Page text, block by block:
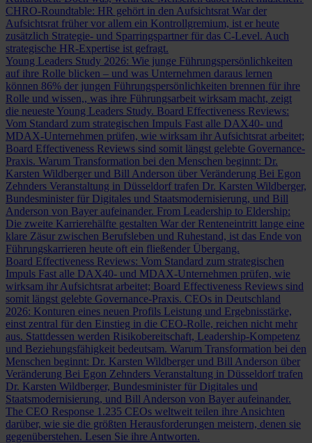
CHRO-Roundtable: HR gehört in den Aufsichtsrat War der
Aufsichtsrat früher vor allem ein Kontrollgremium, ist er heute
zusätzlich Strategie- und Sparringspartner für das C-Level. Auch
strategische HR-Expertise ist gefragt.
Young Leaders Study 2026: Wie junge Führungspersönlichkeiten
auf ihre Rolle blicken – und was Unternehmen daraus lernen
können 86% der jungen Führungspersönlichkeiten brennen für ihre
Rolle und wissen,, was ihre Führungsarbeit wirksam macht, zeigt
die neueste Young Leaders Study. Board Effectiveness Reviews:
Vom Standard zum strategischen Impuls Fast alle DAX40- und
MDAX-Unternehmen prüfen, wie wirksam ihr Aufsichtsrat arbeitet;
Board Effectiveness Reviews sind somit längst gelebte Governance-
Praxis. Warum Transformation bei den Menschen beginnt: Dr.
Karsten Wildberger und Bill Anderson über Veränderung Bei Egon
Zehnders Veranstaltung in Düsseldorf trafen Dr. Karsten Wildberger,
Bundesminister für Digitales und Staatsmodernisierung, und Bill
Anderson von Bayer aufeinander. From Leadership to Eldership:
Die zweite Karrierehälfte gestalten War der Renteneintritt lange eine
klare Zäsur zwischen Berufsleben und Ruhestand, ist das Ende von
Führungskarrieren heute oft ein fließender Übergang.
Board Effectiveness Reviews: Vom Standard zum strategischen
Impuls Fast alle DAX40- und MDAX-Unternehmen prüfen, wie
wirksam ihr Aufsichtsrat arbeitet; Board Effectiveness Reviews sind
somit längst gelebte Governance-Praxis. CEOs in Deutschland
2026: Konturen eines neuen Profils Leistung und Ergebnisstärke,
einst zentral für den Einstieg in die CEO-Rolle, reichen nicht mehr
aus. Stattdessen werden Risikobereitschaft, Leadership-Kompetenz
und Beziehungsfähigkeit bedeutsam. Warum Transformation bei den
Menschen beginnt: Dr. Karsten Wildberger und Bill Anderson über
Veränderung Bei Egon Zehnders Veranstaltung in Düsseldorf trafen
Dr. Karsten Wildberger, Bundesminister für Digitales und
Staatsmodernisierung, und Bill Anderson von Bayer aufeinander.
The CEO Response 1.235 CEOs weltweit teilen ihre Ansichten
darüber, wie sie die größten Herausforderungen meistern, denen sie
gegenüberstehen. Lesen Sie ihre Antworten.